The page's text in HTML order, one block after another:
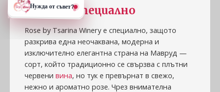
⭐Защо е специално
Rose by Tsarina Winery е специално, защото
разкрива една неочаквана, модерна и
изключително елегантна страна на Мавруд —
сорт, който традиционно се свързва с плътни
червени вина, но тук е превърнат в свежо,
нежно и ароматно розе. Чрез внимателна